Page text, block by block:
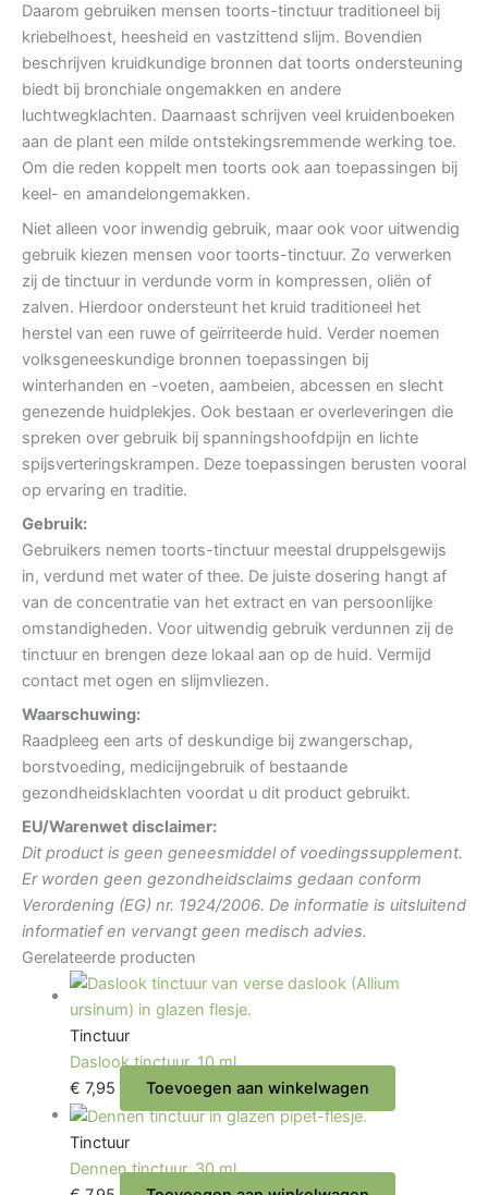
Daarom gebruiken mensen toorts-tinctuur traditioneel bij
kriebelhoest, heesheid en vastzittend slijm. Bovendien
beschrijven kruidkundige bronnen dat toorts ondersteuning
biedt bij bronchiale ongemakken en andere
luchtwegklachten. Daarnaast schrijven veel kruidenboeken
aan de plant een milde ontstekingsremmende werking toe.
Om die reden koppelt men toorts ook aan toepassingen bij
keel- en amandelongemakken.
Niet alleen voor inwendig gebruik, maar ook voor uitwendig
gebruik kiezen mensen voor toorts-tinctuur. Zo verwerken
zij de tinctuur in verdunde vorm in kompressen, oliën of
zalven. Hierdoor ondersteunt het kruid traditioneel het
herstel van een ruwe of geïrriteerde huid. Verder noemen
volksgeneeskundige bronnen toepassingen bij
winterhanden en -voeten, aambeien, abcessen en slecht
genezende huidplekjes. Ook bestaan er overleveringen die
spreken over gebruik bij spanningshoofdpijn en lichte
spijsverteringskrampen. Deze toepassingen berusten vooral
op ervaring en traditie.
Gebruik:
Gebruikers nemen toorts-tinctuur meestal druppelsgewijs
in, verdund met water of thee. De juiste dosering hangt af
van de concentratie van het extract en van persoonlijke
omstandigheden. Voor uitwendig gebruik verdunnen zij de
tinctuur en brengen deze lokaal aan op de huid. Vermijd
contact met ogen en slijmvliezen.
Waarschuwing:
Raadpleeg een arts of deskundige bij zwangerschap,
borstvoeding, medicijngebruik of bestaande
gezondheidsklachten voordat u dit product gebruikt.
EU/Warenwet disclaimer:
Dit product is geen geneesmiddel of voedingssupplement.
Er worden geen gezondheidsclaims gedaan conform
Verordening (EG) nr. 1924/2006. De informatie is uitsluitend
informatief en vervangt geen medisch advies.
Gerelateerde producten
Tinctuur
Daslook tinctuur, 10 ml.
€ 7,95 Toevoegen aan winkelwagen
Tinctuur
Dennen tinctuur, 30 ml.